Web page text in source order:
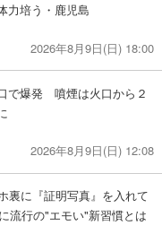
力培う・鹿児島
2026年8月9日(日) 18:00
で爆発 噴煙は火口から２
2026年8月9日(日) 12:08
裏に『証明写真』を入れて
流行の"エモい"新習慣とは